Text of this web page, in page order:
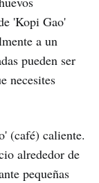
'Kopi Gao'
a un
pueden ser
necesites
(café) caliente.
alrededor de
pequeñas